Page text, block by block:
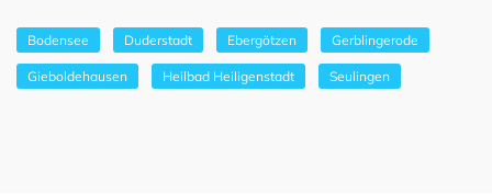
Bodensee Duderstadt Ebergötzen Gerblingerode
Gieboldehausen Heilbad Heiligenstadt Seulingen